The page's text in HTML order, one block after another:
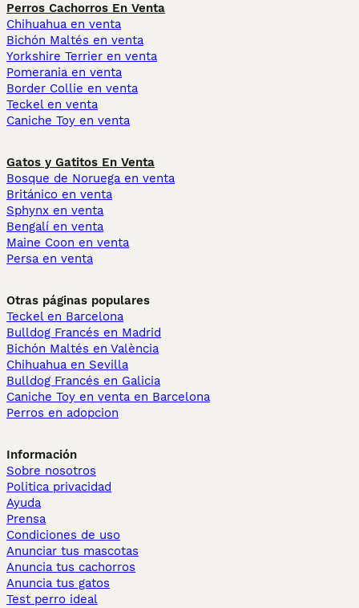
Perros Cachorros En Venta
Chihuahua en venta
Bichón Maltés en venta
Yorkshire Terrier en venta
Pomerania en venta
Border Collie en venta
Teckel en venta
Caniche Toy en venta
Gatos y Gatitos En Venta
Bosque de Noruega en venta
Británico en venta
Sphynx en venta
Bengalí en venta
Maine Coon en venta
Persa en venta
Otras páginas populares
Teckel en Barcelona
Bulldog Francés en Madrid
Bichón Maltés en València
Chihuahua en Sevilla
Bulldog Francés en Galicia
Caniche Toy en venta en Barcelona
Perros en adopcion
Información
Sobre nosotros
Politica privacidad
Ayuda
Prensa
Condiciones de uso
Anunciar tus mascotas
Anuncia tus cachorros
Anuncia tus gatos
Test perro ideal